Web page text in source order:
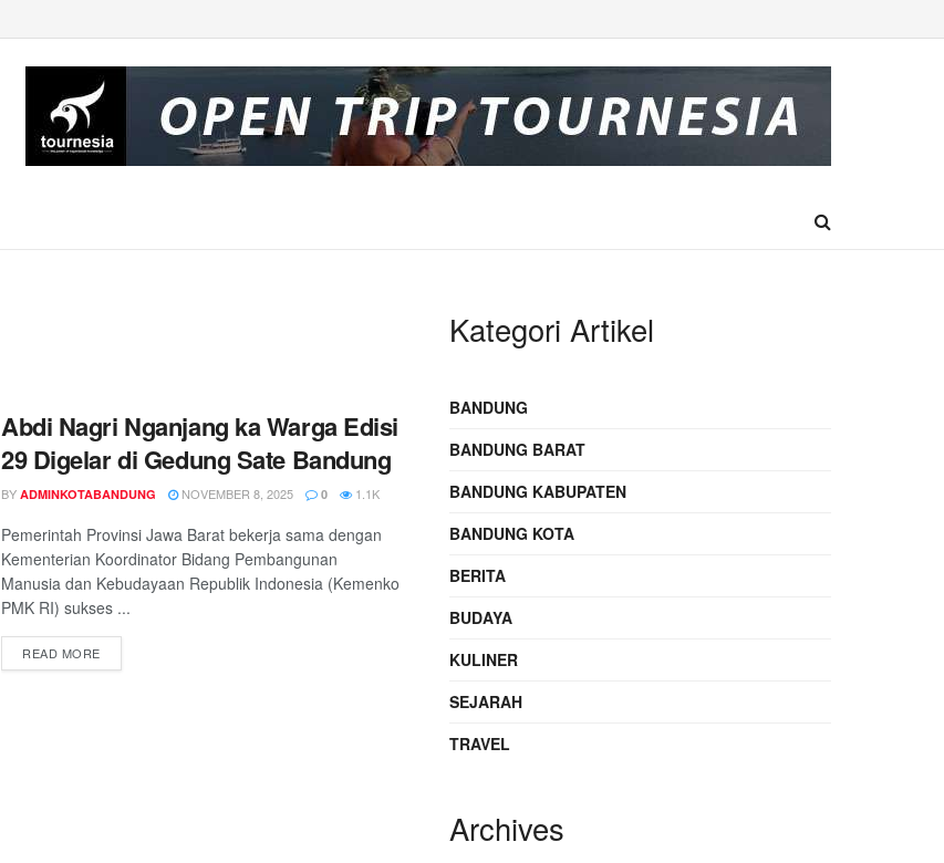
Abdi Nagri Nganjang ka Warga Edisi
29 Digelar di Gedung Sate Bandung
BY ADMINKOTABANDUNG NOVEMBER 8, 2025 0 1.1K
Pemerintah Provinsi Jawa Barat bekerja sama dengan
Kementerian Koordinator Bidang Pembangunan
Manusia dan Kebudayaan Republik Indonesia (Kemenko
PMK RI) sukses ...
READ MORE
Kategori Artikel
BANDUNG
BANDUNG BARAT
BANDUNG KABUPATEN
BANDUNG KOTA
BERITA
BUDAYA
KULINER
SEJARAH
TRAVEL
Archives